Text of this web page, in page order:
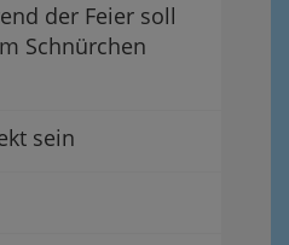
der Feier soll
Schnürchen
sein